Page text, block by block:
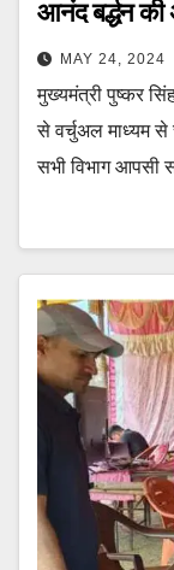
आनंद बर्द्धन की
MAY 24, 2024
मुख्यमंत्री पुष्कर
से वर्चुअल माध्यम से
सभी विभाग आपसी